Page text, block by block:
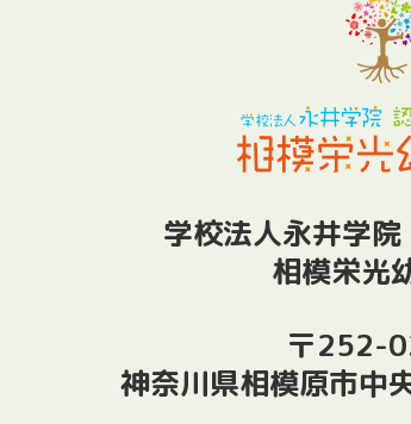
学校法人永井学
相模栄光
〒252-
神奈川県相模原市